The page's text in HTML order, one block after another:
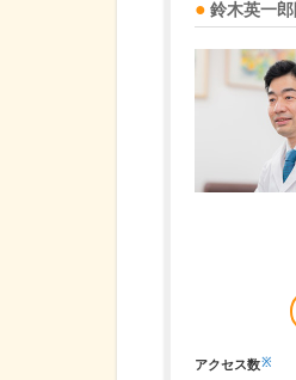
鈴木英一郎
アクセス数※